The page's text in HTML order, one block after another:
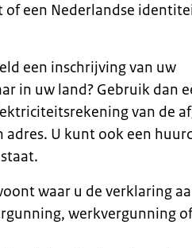
of een Nederlandse
een inschrijving van uw
in uw land? Gebruik dan
van de
U kunt ook een
waar u de verklaring
werkvergunning